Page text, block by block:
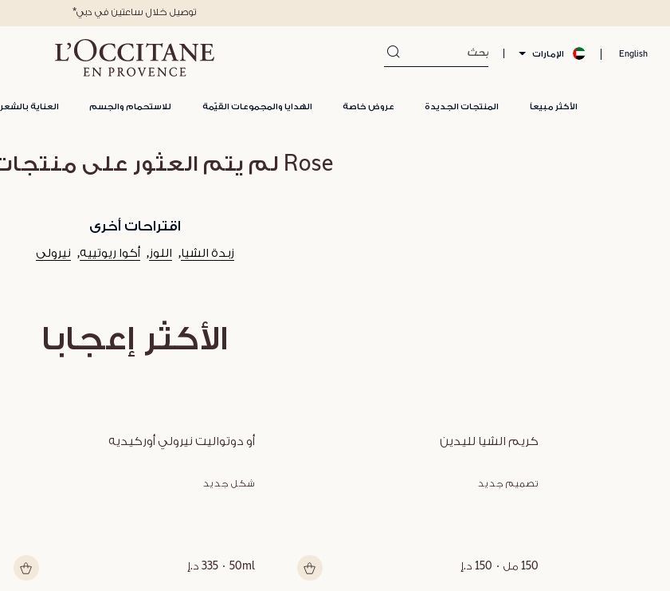
English الإمارات
الأكثر مبيعاً المنتجات الجديدة عروض خاصة الهدايا والمجموعات القيّمة للاستحمام والجسم العناية بالشعر
*توصيل خلال ساعتين في دبي
Rose لم يتم العثور على منتجات لفئة
اقتراحات أخرى
زبدة الشيا اللوز أكوا ريوتييه نيرولي
الأكثر إعجابا
كريم الشيا لليدين
تصميم جديد
150 مل 150 د.إ
أو دوتواليت نيرولي أوركيديه
شكل جديد
50ml 335 د.إ